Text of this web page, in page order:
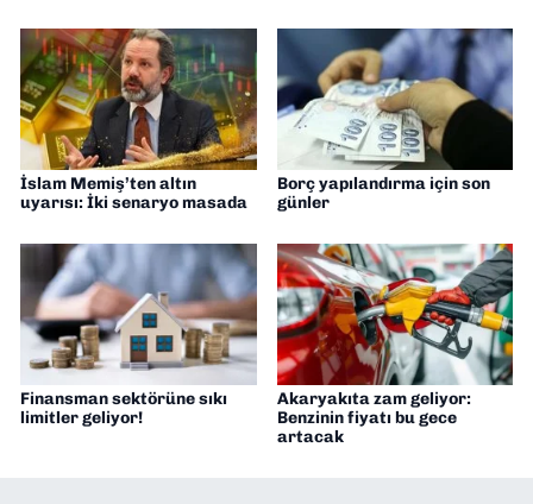
İslam Memiş’ten altın
uyarısı: İki senaryo masada
Borç yapılandırma için son
günler
Finansman sektörüne sıkı
limitler geliyor!
Akaryakıta zam geliyor:
Benzinin fiyatı bu gece
artacak